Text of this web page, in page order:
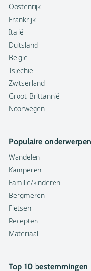
Oostenrijk
Frankrijk
Italië
Duitsland
België
Tsjechië
Zwitserland
Groot-Brittannië
Noorwegen
Populaire onderwerpen
Wandelen
Kamperen
Familie/kinderen
Bergmeren
Fietsen
Recepten
Materiaal
Top 10 bestemmingen